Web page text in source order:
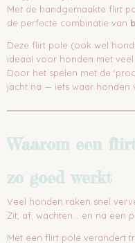
Met de handgemaakte flirt
de perfecte combinatie van
Deze flirt pole (ook wel
ideaal voor honden met
Door het spelen met de
jacht na — iets waar honden
Waarom een
zo goed werkt
Veel honden raken snel
Zit, af, wachten… en na een
Met een flirt pole verandert